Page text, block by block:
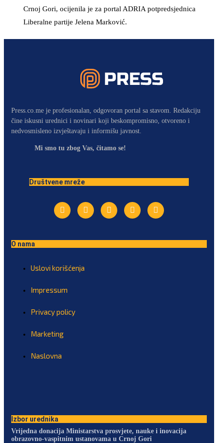
Crnoj Gori, ocijenila je za portal ADRIA potpredsjednica
Liberalne partije Jelena Marković.
Press.co.me je profesionalan, odgovoran portal sa stavom. Redakciju
čine iskusni urednici i novinari koji beskompromisno, otvoreno i
nedvosmisleno izvještavaju i informišu javnost.
Mi smo tu zbog Vas, čitamo se!
Društvene mreže
O nama
Uslovi korišćenja
Impressum
Privacy policy
Marketing
Naslovna
Izbor urednika
Vrijedna donacija Ministarstva prosvjete, nauke i inovacija
obrazovno-vaspitnim ustanovama u Crnoj Gori